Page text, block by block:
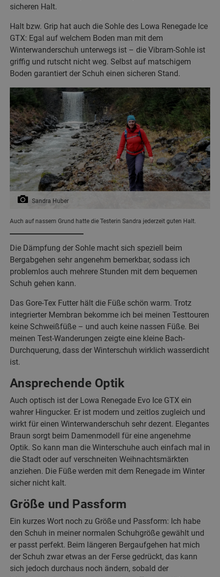
sicheren Halt.
Halt bzw. Grip hat auch die Sohle des Lowa Renegade Ice
GTX: Egal auf welchem Boden man mit dem
Winterwanderschuh unterwegs ist – die Vibram-Sohle ist
griffig und rutscht nicht weg. Selbst auf matschigem
Boden garantiert der Schuh einen sicheren Stand.
Sandra Huber
Auch auf nassem Grund hatte die Testerin Sandra jederzeit guten Halt.
Die Dämpfung der Sohle macht sich speziell beim
Bergabgehen sehr angenehm bemerkbar, sodass ich
problemlos auch mehrere Stunden mit dem bequemen
Schuh gehen kann.
Das Gore-Tex Futter hält die Füße schön warm. Trotz
integrierter Membran bekomme ich bei meinen Testtouren
keine Schweißfüße – und auch keine nassen Füße. Bei
meinen Test-Wanderungen zeigte eine kleine Bach-
Durchquerung, dass der Winterschuh wirklich wasserdicht
ist.
Ansprechende Optik
Auch optisch ist der Lowa Renegade Evo Ice GTX ein
wahrer Hingucker. Er ist modern und zeitlos zugleich und
wirkt für einen Winterwanderschuh sehr dezent. Elegantes
Braun sorgt beim Damenmodell für eine angenehme
Optik. So kann man die Winterschuhe auch einfach mal in
die Stadt oder auf verschneiten Weihnachtsmärkten
anziehen. Die Füße werden mit dem Renegade im Winter
sicher nicht kalt.
Größe und Passform
Ein kurzes Wort noch zu Größe und Passform: Ich habe
den Schuh in meiner normalen Schuhgröße gewählt und
er passt perfekt. Beim längeren Bergaufgehen hat mich
der Schuh zwar etwas an der Ferse gedrückt, das kann
sich jedoch durchaus noch ändern, sobald der